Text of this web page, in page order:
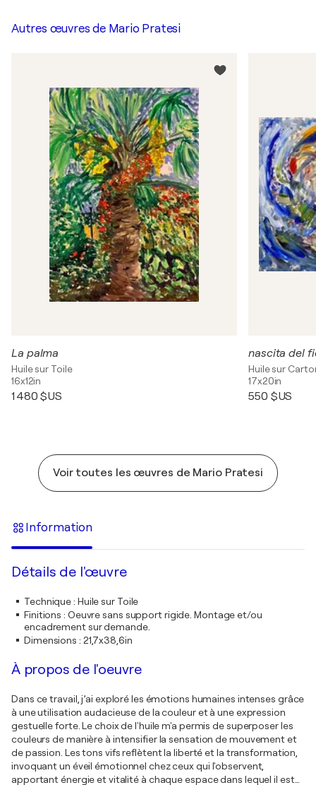
Autres œuvres de Mario Pratesi
La palma
Huile sur Toile
16x12in
1 480 $US
nascita del
Huile sur
17x20in
550 $US
Voir toutes les œuvres de Mario Pratesi
Information
Détails de l'œuvre
Technique: Huile sur Toile
Finitions : Oeuvre sans support rigide. Montage et/ou
encadrement sur demande.
Dimensions : 21,7x38,6in
À propos de l'oeuvre
Dans ce travail, j’ai exploré les émotions humaines intenses grâce
à une utilisation audacieuse de la couleur et à une expression
gestuelle forte. Le choix de l'huile m'a permis de superposer les
couleurs de manière à intensifier la sensation de mouvement et
de passion. Les tons vifs reflètent la liberté et la transformation,
invoquant un éveil émotionnel chez ceux qui l'observent,
apportant énergie et vitalité à chaque espace dans lequel il est…